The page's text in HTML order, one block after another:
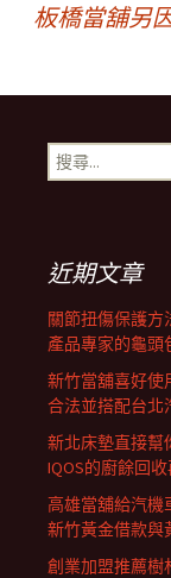
章
導
航
列
板橋當舖另
搜
尋
近期文章
關節扭傷保護方
產品專家的龜頭
新竹當舖喜好使
合法並搭配台北
新北床墊直接幫
IQOS的廚餘回
高雄當舖給汽機
新竹黃金借款與
創業加盟推薦樹